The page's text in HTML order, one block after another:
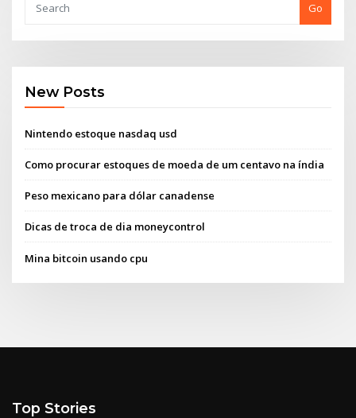
Go
New Posts
Nintendo estoque nasdaq usd
Como procurar estoques de moeda de um centavo na índia
Peso mexicano para dólar canadense
Dicas de troca de dia moneycontrol
Mina bitcoin usando cpu
Top Stories